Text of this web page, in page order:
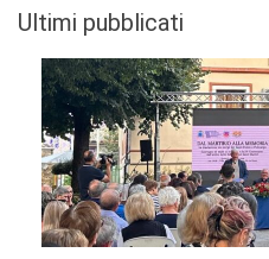
Ultimi pubblicati